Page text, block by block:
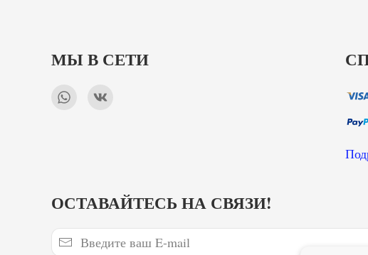
МЫ В СЕТИ
ОСТАВАЙТЕСЬ НА СВЯЗИ!